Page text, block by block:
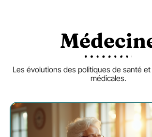
Les évolutions des politiques de santé
médicales.